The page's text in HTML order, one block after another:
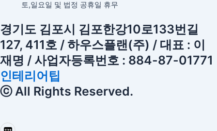
토,일요일 및 법정 공휴일 휴무
경기도 김포시 김포한강10로133번길
127, 411호 / 하우스플랜(주) / 대표 : 이
재명 / 사업자등록번호 : 884-87-01771
인테리어팁
ⓒ All Rights Reserved.